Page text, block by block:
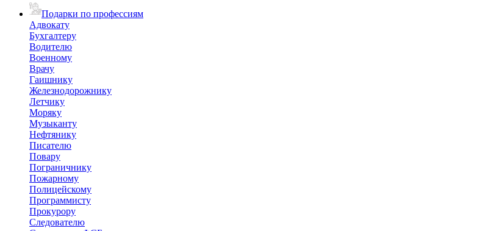
Подарки по профессиям
Адвокату
Бухгалтеру
Водителю
Военному
Врачу
Гаишнику
Железнодорожнику
Летчику
Моряку
Музыканту
Нефтянику
Писателю
Повару
Пограничнику
Пожарному
Полицейскому
Программисту
Прокурору
Следователю